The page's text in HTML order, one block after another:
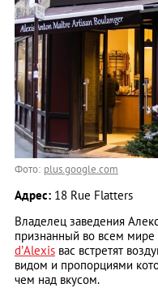
Фото: plus.google.com
Адрес: 18 Rue Flatters
Владелец заведения
признанный во всем мире
d’Alexis вас встретят
видом и пропорциями
чем над вкусом.